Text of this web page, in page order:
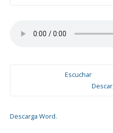
Escuchar
Descarga Word.